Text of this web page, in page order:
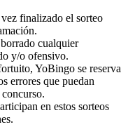
finalizado el sorteo
cualquier
y/o ofensivo.
YoBingo se reserva
errores que puedan
en estos sorteos